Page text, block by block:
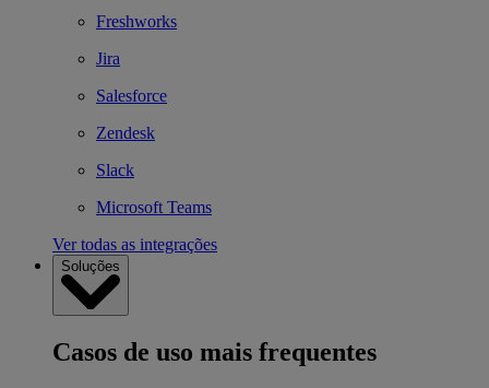
Freshworks
Jira
Salesforce
Zendesk
Slack
Microsoft Teams
Ver todas as integrações
Soluções
Casos de uso mais frequentes